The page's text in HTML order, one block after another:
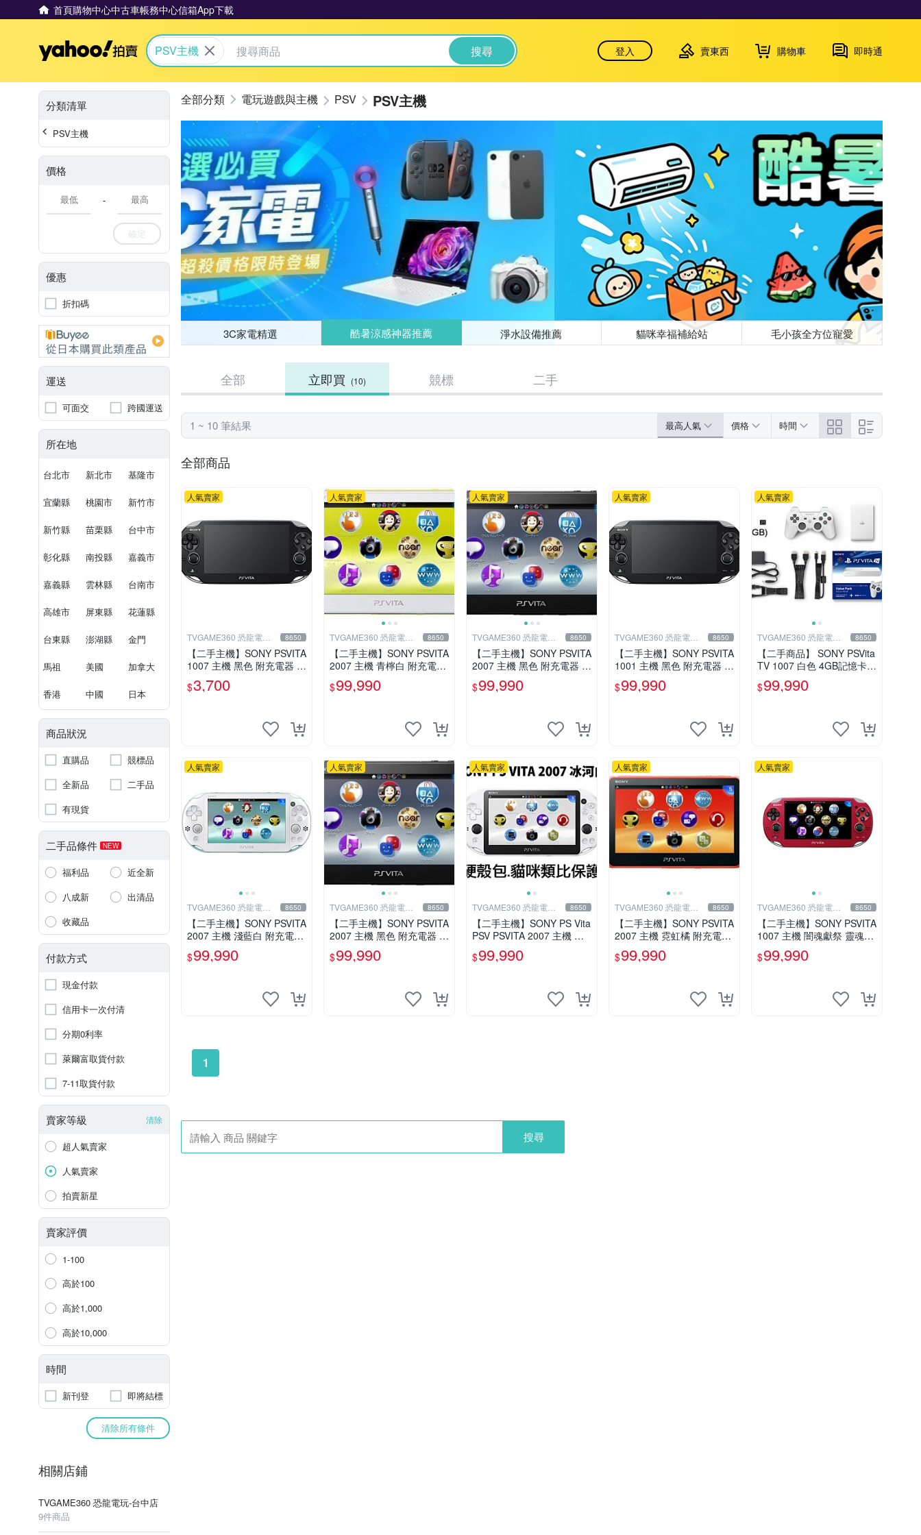
首頁購物中心中古車帳務中心信箱App下載
Yahoo拍賣
PSV主機 搜尋 登入 賣東西 購物車 即時通
分類清單
PSV主機
價格
-
確定
優惠
折扣碼
運送
可面交 跨國運送
所在地
台北市 新北市 基隆市
宜蘭縣 桃園市 新竹市
新竹縣 苗栗縣 台中市
彰化縣 南投縣 嘉義市
嘉義縣 雲林縣 台南市
高雄市 屏東縣 花蓮縣
台東縣 澎湖縣 金門
馬祖 美國 加拿大
香港 中國 日本
商品狀況
直購品
競標品
全新品
二手品
有現貨
二手品條件 NEW
福利品
近全新
八成新
出清品
收藏品
付款方式
現金付款
信用卡一次付清
分期0利率
萊爾富取貨付款
7-11取貨付款
賣家等級 清除
超人氣賣家
人氣賣家
拍賣新星
賣家評價
1-100
高於100
高於1,000
高於10,000
時間
新刊登 即將結標
清除所有條件
相關店鋪
TVGAME360 恐龍電玩-台中店
9件商品
電玩遊戲與主機 PSV PSV主機
3C家電精選 酷暑涼感神器推薦 淨水設備推薦 貓咪幸福補給站 毛小孩全方位寵愛
全部 立即買 (10) 競標 二手
1 ~ 10 筆結果 最高人氣 價格 時間
全部商品
人氣賣家
TVGAME360 恐龍電玩- 8650
【二手主機】SONY PSVITA
1007 主機 黑色 附充電器 U
SB傳輸線 PS VITA PSV【台
中恐龍電玩】
$3,700
人氣賣家
TVGAME360 恐龍電玩- 8650
【二手主機】SONY PSVITA
2007 主機 青檸白 附充電器
USB傳輸線 PS VITA PSV 台
中恐龍電玩
$99,990
人氣賣家
TVGAME360 恐龍電玩- 8650
【二手主機】SONY PSVITA
2007 主機 黑色 附充電器 U
SB傳輸線 PS VITA PSV【台
中恐龍電玩】
$99,990
人氣賣家
TVGAME360 恐龍電玩- 8650
【二手主機】SONY PSVITA
1001 主機 黑色 附充電器 U
SB傳輸線 PS VITA PSV【台
中恐龍電玩】
$99,990
人氣賣家
TVGAME360 恐龍電玩- 8650
【二手商品】 SONY PSVita
TV 1007 白色 4GB記憶卡 P
S3手把(白) 書盒完整 【台
中恐龍電玩】
$99,990
人氣賣家
TVGAME360 恐龍電玩- 8650
【二手主機】SONY PSVITA
2007 主機 淺藍白 附充電器
USB傳輸線 PS VITA PSV 裸
裝 台中
$99,990
人氣賣家
TVGAME360 恐龍電玩- 8650
【二手主機】SONY PSVITA
2007 主機 黑色 附充電器 U
SB傳輸線 PS VITA PSV 無
盒裝
$99,990
人氣賣家
TVGAME360 恐龍電玩- 8650
【二手主機】SONY PS Vita
PSV PSVITA 2007 主機 冰
河白 白黑色(9.9成新)【台中
恐龍電玩】
$99,990
人氣賣家
TVGAME360 恐龍電玩- 8650
【二手主機】SONY PSVITA
2007 主機 霓虹橘 附充電器
USB傳輸線 PS VITA PSV 台
中恐龍電玩
$99,990
人氣賣家
TVGAME360 恐龍電玩- 8650
【二手主機】SONY PSVITA
1007 主機 闇魂獻祭 靈魂祭
品 附充電器 USB傳輸線 PS
VITA PSV
$99,990
1
搜尋